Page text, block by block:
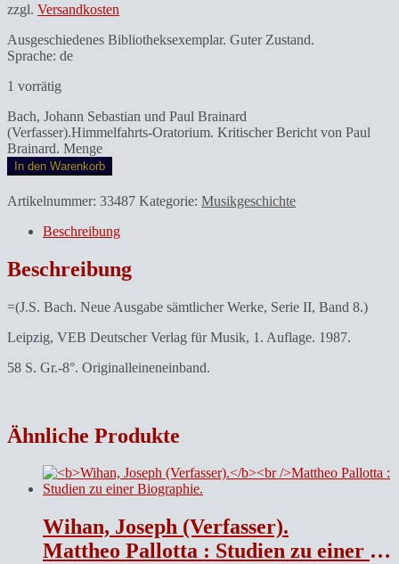
zzgl. Versandkosten
Ausgeschiedenes Bibliotheksexemplar. Guter Zustand.
Sprache: de
1 vorrätig
Bach, Johann Sebastian und Paul Brainard
(Verfasser).Himmelfahrts-Oratorium. Kritischer Bericht von Paul
Brainard. Menge
In den Warenkorb
Artikelnummer: 33487 Kategorie: Musikgeschichte
Beschreibung
Beschreibung
=(J.S. Bach. Neue Ausgabe sämtlicher Werke, Serie II, Band 8.)
Leipzig, VEB Deutscher Verlag für Musik, 1. Auflage. 1987.
58 S. Gr.-8°. Originalleineneinband.
Ähnliche Produkte
Wihan, Joseph (Verfasser).
Mattheo Pallotta : Studien zu einer Biographie.